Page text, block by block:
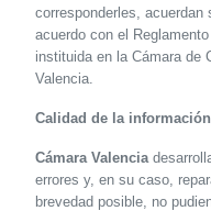
corresponderles,
acuerdo con el
instituida en la Cámara de
Valencia.
Calidad de la información
Cámara Valencia
errores y, en su caso,
brevedad posible, no